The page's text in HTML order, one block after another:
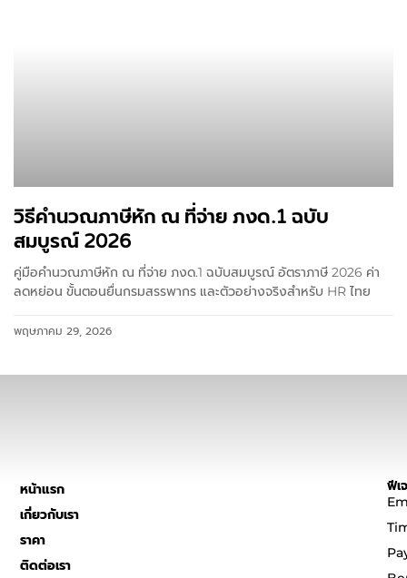
วิธีคำนวณภาษีหัก ณ ที่จ่าย ภงด.1 ฉบับ
สมบูรณ์ 2026
คู่มือคำนวณภาษีหัก ณ ที่จ่าย ภงด.1 ฉบับสมบูรณ์ อัตราภาษี 2026 ค่า
ลดหย่อน ขั้นตอนยื่นกรมสรรพากร และตัวอย่างจริงสำหรับ HR ไทย
พฤษภาคม 29, 2026
หน้าแรก
เกี่ยวกับเรา
ราคา
ติดต่อเรา
ฟีเ